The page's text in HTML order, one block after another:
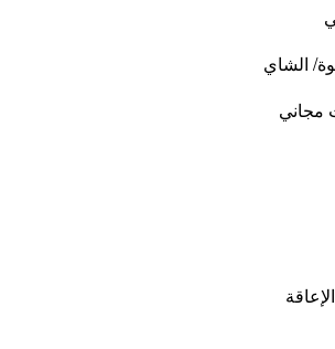
الشاي
مجاني